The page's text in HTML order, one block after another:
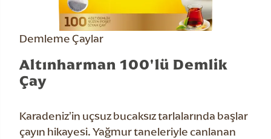
Demleme Çaylar
Altınharman 100'lü Demlik
Çay
Karadeniz’in uçsuz bucaksız tarlalarında başlar
çayın hikayesi. Yağmur taneleriyle canlanan